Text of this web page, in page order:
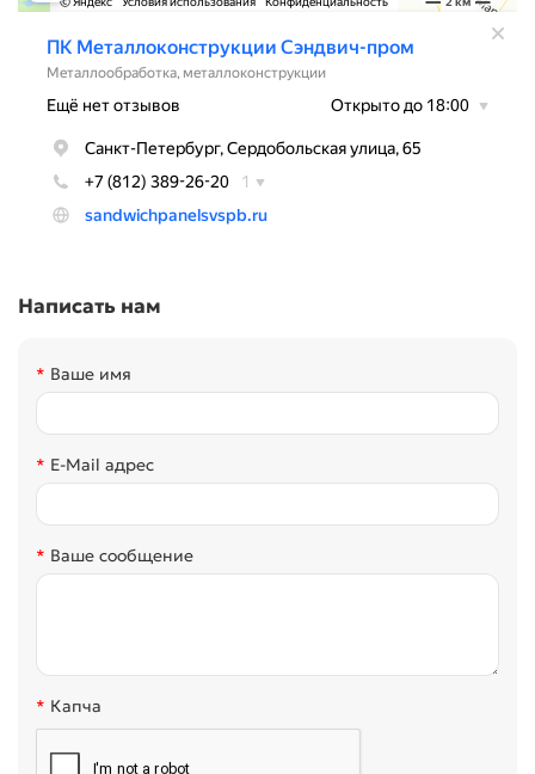
Написать нам
Ваше имя
E-Mail адрес
Ваше сообщение
Капча